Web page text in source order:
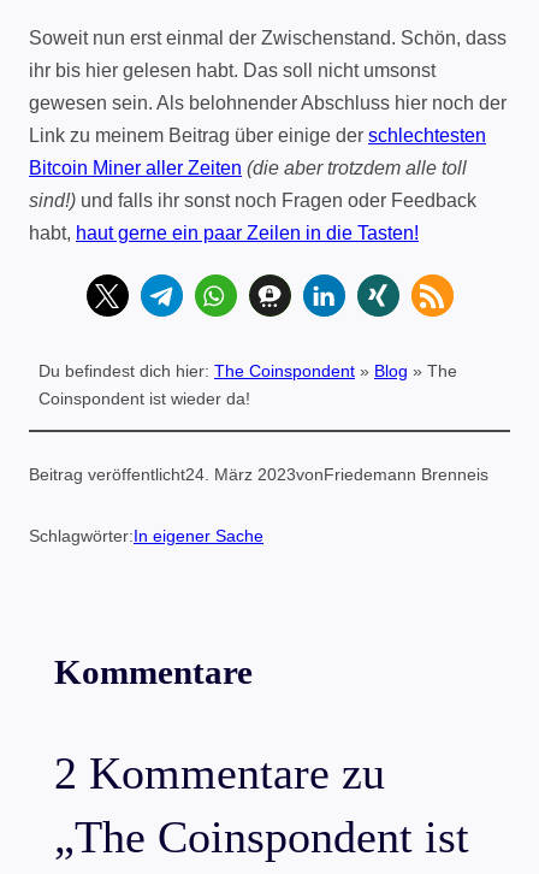
Soweit nun erst einmal der Zwischenstand. Schön, dass
ihr bis hier gelesen habt. Das soll nicht umsonst
gewesen sein. Als belohnender Abschluss hier noch der
Link zu meinem Beitrag über einige der schlechtesten
Bitcoin Miner aller Zeiten (die aber trotzdem alle toll
sind!) und falls ihr sonst noch Fragen oder Feedback
habt, haut gerne ein paar Zeilen in die Tasten!
Du befindest dich hier: The Coinspondent » Blog » The
Coinspondent ist wieder da!
Beitrag veröffentlicht24. März 2023vonFriedemann Brenneis
Schlagwörter:In eigener Sache
Kommentare
2 Kommentare zu
„The Coinspondent ist